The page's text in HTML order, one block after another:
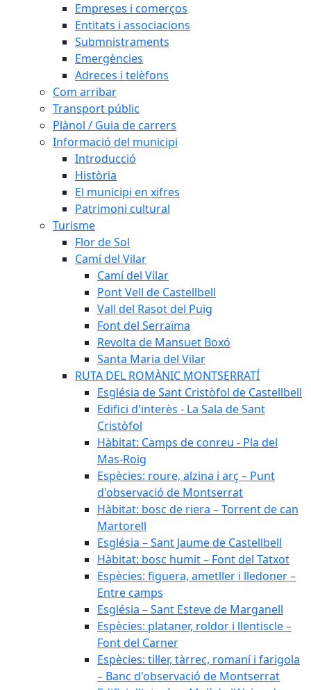
Empreses i comerços
Entitats i associacions
Submnistraments
Emergències
Adreces i telèfons
Com arribar
Transport públic
Plànol / Guia de carrers
Informació del municipi
Introducció
Història
El municipi en xifres
Patrimoni cultural
Turisme
Flor de Sol
Camí del Vilar
Camí del Vilar
Pont Vell de Castellbell
Vall del Rasot del Puig
Font del Serraïma
Revolta de Mansuet Boxó
Santa Maria del Vilar
RUTA DEL ROMÀNIC MONTSERRATÍ
Església de Sant Cristòfol de Castellbell
Edifici d'interès - La Sala de Sant
Cristòfol
Hàbitat: Camps de conreu - Pla del
Mas-Roig
Espècies: roure, alzina i arç – Punt
d'observació de Montserrat
Hàbitat: bosc de riera – Torrent de can
Martorell
Església – Sant Jaume de Castellbell
Hàbitat: bosc humit – Font del Tatxot
Espècies: figuera, ametller i lledoner –
Entre camps
Església – Sant Esteve de Marganell
Espècies: plataner, roldor i llentiscle –
Font del Carner
Espècies: til·ler, tàrrec, romaní i farigola
– Banc d'observació de Montserrat